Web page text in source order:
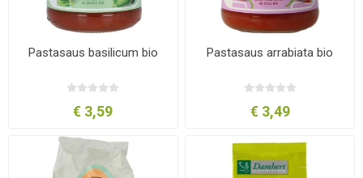
Pastasaus basilicum bio
€ 3,59
Pastasaus arrabiata bio
€ 3,49